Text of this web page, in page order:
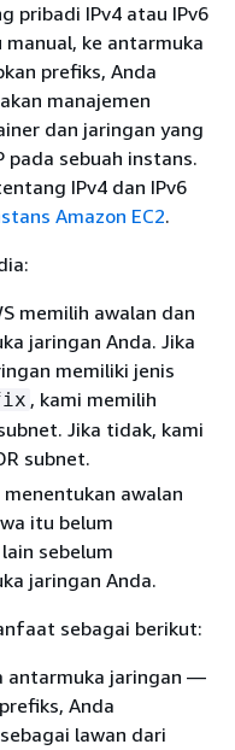
pribadi IPv4 atau IPv6
ke antarmuka
prefiks, Anda
manajemen
dan jaringan yang
pada sebuah instans.
IPv4 dan IPv6
Amazon EC2.
memilih awalan dan
jaringan Anda. Jika
memiliki jenis
, kami memilih
Jika tidak, kami
subnet.
awalan
itu belum
sebelum
jaringan Anda.
sebagai berikut:
antarmuka jaringan —
Anda
lawan dari